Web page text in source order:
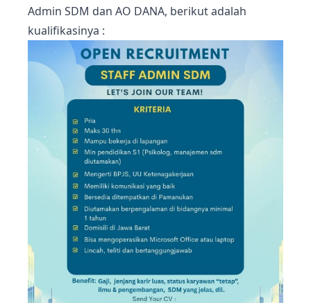
Admin SDM dan AO DANA, berikut adalah
kualifikasinya :